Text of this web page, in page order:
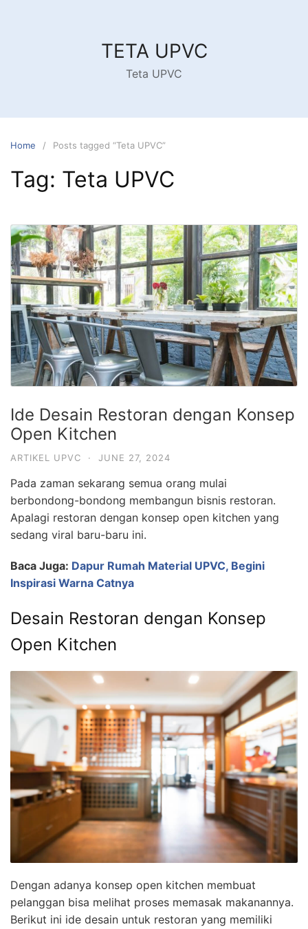
TETA UPVC
Teta UPVC
Home Posts tagged “Teta UPVC”
Tag: Teta UPVC
Ide Desain Restoran dengan Konsep
Open Kitchen
ARTIKEL UPVC · JUNE 27, 2024
Pada zaman sekarang semua orang mulai
berbondong-bondong membangun bisnis restoran.
Apalagi restoran dengan konsep open kitchen yang
sedang viral baru-baru ini.
Baca Juga: Dapur Rumah Material UPVC, Begini
Inspirasi Warna Catnya
Desain Restoran dengan Konsep
Open Kitchen
Dengan adanya konsep open kitchen membuat
pelanggan bisa melihat proses memasak makanannya.
Berikut ini ide desain untuk restoran yang memiliki